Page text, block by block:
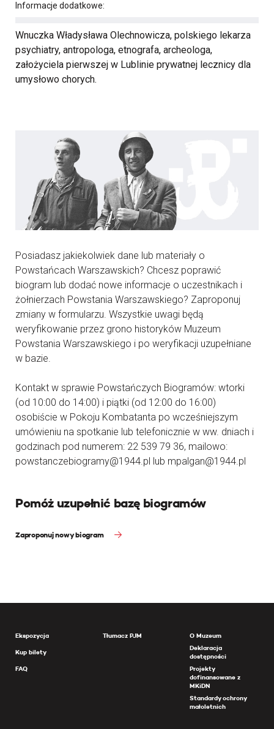
Informacje dodatkowe:
Wnuczka Władysława Olechnowicza, polskiego lekarza
psychiatry, antropologa, etnografa, archeologa,
założyciela pierwszej w Lublinie prywatnej lecznicy dla
umysłowo chorych.
Posiadasz jakiekolwiek dane lub materiały o
Powstańcach Warszawskich? Chcesz poprawić
biogram lub dodać nowe informacje o uczestnikach i
żołnierzach Powstania Warszawskiego? Zaproponuj
zmiany w formularzu. Wszystkie uwagi będą
weryfikowanie przez grono historyków Muzeum
Powstania Warszawskiego i po weryfikacji uzupełniane
w bazie.
Kontakt w sprawie Powstańczych Biogramów: wtorki
(od 10:00 do 14:00) i piątki (od 12:00 do 16:00)
osobiście w Pokoju Kombatanta po wcześniejszym
umówieniu na spotkanie lub telefonicznie w ww. dniach i
godzinach pod numerem: 22 539 79 36, mailowo:
powstanczebiogramy@1944.pl lub mpalgan@1944.pl
Pomóż uzupełnić bazę biogramów
Zaproponuj nowy biogram
Ekspozycja
Kup bilety
FAQ
Tłumacz PJM
O Muzeum
Deklaracja
dostępności
Projekty
dofinansowane z
MKiDN
Standardy ochrony
małoletnich